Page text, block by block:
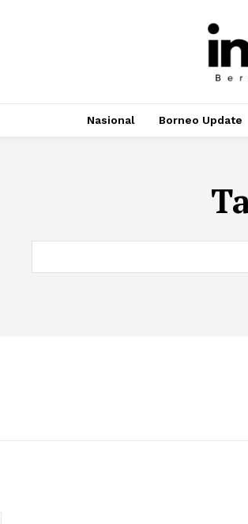
Nasional Borneo Update